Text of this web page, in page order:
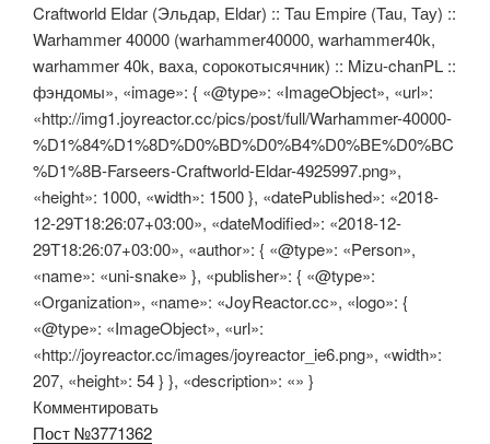
Craftworld Eldar (Эльдар, Eldar) :: Tau Empire (Tau, Тау) ::
Warhammer 40000 (warhammer40000, warhammer40k,
warhammer 40k, ваха, сорокотысячник) :: Mizu-chanPL ::
фэндомы», «image»: { «@type»: «ImageObject», «url»:
«http://img1.joyreactor.cc/pics/post/full/Warhammer-40000-
%D1%84%D1%8D%D0%BD%D0%B4%D0%BE%D0%BC
%D1%8B-Farseers-Craftworld-Eldar-4925997.png»,
«height»: 1000, «width»: 1500 }, «datePublished»: «2018-
12-29T18:26:07+03:00», «dateModified»: «2018-12-
29T18:26:07+03:00», «author»: { «@type»: «Person»,
«name»: «uni-snake» }, «publisher»: { «@type»:
«Organization», «name»: «JoyReactor.cc», «logo»: {
«@type»: «ImageObject», «url»:
«http://joyreactor.cc/images/joyreactor_ie6.png», «width»:
207, «height»: 54 } }, «description»: «» }
Комментировать
Пост №3771362